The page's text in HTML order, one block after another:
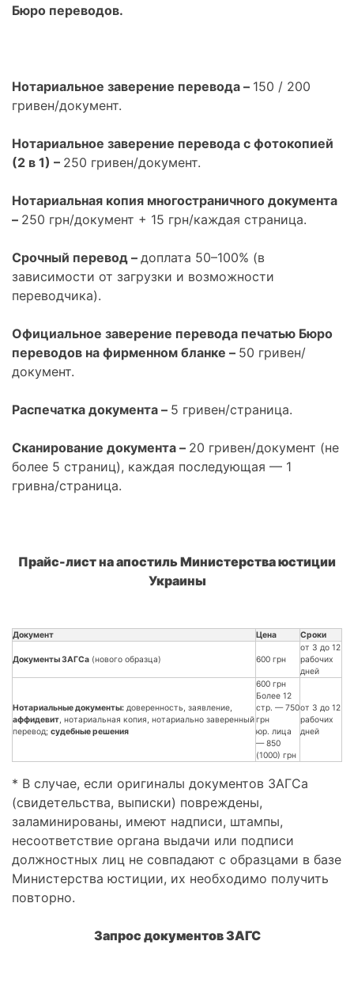
Бюро переводов.
Нотариальное заверение перевода – 150 / 200
гривен/документ.
Нотариальное заверение перевода с фотокопией
(2 в 1) – 250 гривен/документ.
Нотариальная копия многостраничного документа
– 250 грн/документ + 15 грн/каждая страница.
Срочный перевод – доплата 50–100% (в
зависимости от загрузки и возможности
переводчика).
Официальное заверение перевода печатью Бюро
переводов на фирменном бланке – 50 гривен/
документ.
Распечатка документа – 5 гривен/страница.
Сканирование документа – 20 гривен/документ (не
более 5 страниц), каждая последующая — 1
гривна/страница.
Прайс-лист на апостиль Министерства юстиции
Украины
Документ Цена Сроки
Документы ЗАГСа (нового образца) 600 грн
от 3 до 12
рабочих
дней
Нотариальные документы: доверенность, заявление,
аффидевит , нотариальная копия, нотариально заверенный
перевод; судебные решения
600 грн
Более 12
стр. — 750
грн
юр. лица
— 850
(1000) грн
от 3 до 12
рабочих
дней
* В случае, если оригиналы документов ЗАГСа
(свидетельства, выписки) повреждены,
заламинированы, имеют надписи, штампы,
несоответствие органа выдачи или подписи
должностных лиц не совпадают с образцами в базе
Министерства юстиции, их необходимо получить
повторно.
Запрос документов ЗАГС